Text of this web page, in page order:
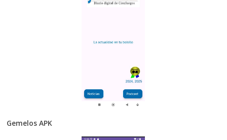
Gemelos APK